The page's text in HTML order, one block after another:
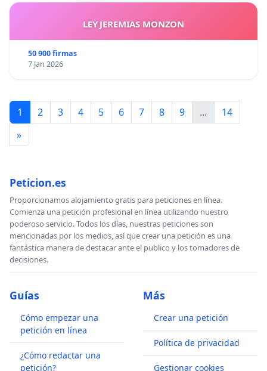
LEY JEREMIAS MONZON
50 900 firmas
7 Jan 2026
1 2 3 4 5 6 7 8 9 ...
14
»
Peticion.es
Proporcionamos alojamiento gratis para peticiones en línea.
Comienza una petición profesional en línea utilizando nuestro
poderoso servicio. Todos los días, nuestras peticiones son
mencionadas por los medios, así que crear una petición es una
fantástica manera de destacar ante el publico y los tomadores de
decisiones.
Guías
Cómo empezar una
petición en línea
¿Cómo redactar una
petición?
Más
Crear una petición
Política de privacidad
Gestionar cookies